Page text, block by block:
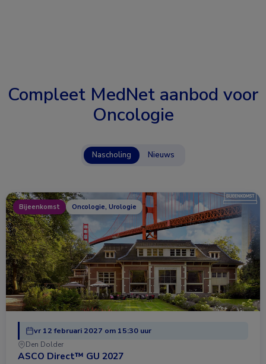
Compleet MedNet aanbod voor
Oncologie
Nascholing Nieuws
Bijeenkomst Oncologie, Urologie
vr 12 februari 2027 om 15:30 uur
Den Dolder
ASCO Direct™ GU 2027